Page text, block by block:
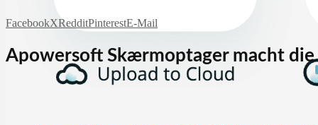
FacebookXRedditPinterestE-Mail
Apowersoft Skærmoptager macht